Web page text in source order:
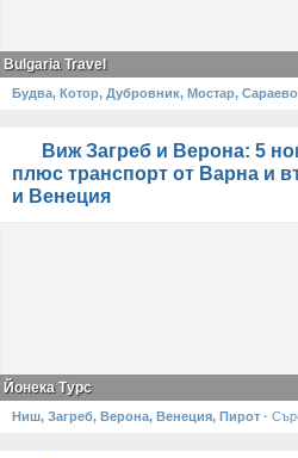
Bulgaria Travel
Виж Загреб и Верона: 5
плюс транспорт от Варна и
и Венеция
Йонека Турс
Ниш, Загреб, Верона, Венеция, Пирот ·